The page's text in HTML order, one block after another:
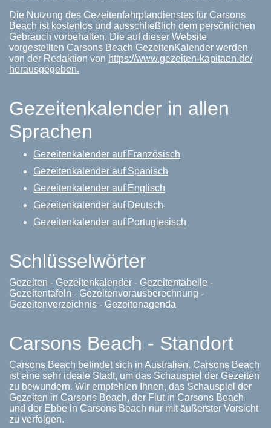
Die Nutzung des Gezeitenfahrplandienstes für Carsons
Beach ist kostenlos und ausschließlich dem persönlichen
Gebrauch vorbehalten. Die auf dieser Website
vorgestellten Carsons Beach GezeitenKalender werden
von der Redaktion von https://www.gezeiten-kapitaen.de/
herausgegeben.
Gezeitenkalender in allen
Sprachen
Gezeitenkalender auf Französisch
Gezeitenkalender auf Spanisch
Gezeitenkalender auf Englisch
Gezeitenkalender auf Deutsch
Gezeitenkalender auf Portugiesisch
Schlüsselwörter
Gezeiten - Gezeitenkalender - Gezeitentabelle -
Gezeitentafeln - Gezeitenvorausberechnung -
Gezeitenverzeichnis - Gezeitenagenda
Carsons Beach - Standort
Carsons Beach befindet sich in Australien. Carsons Beach
ist eine sehr ideale Stadt, um das Schauspiel der Gezeiten
zu bewundern. Wir empfehlen Ihnen, das Schauspiel der
Gezeiten in Carsons Beach, der Flut in Carsons Beach
und der Ebbe in Carsons Beach nur mit äußerster Vorsicht
zu verfolgen.